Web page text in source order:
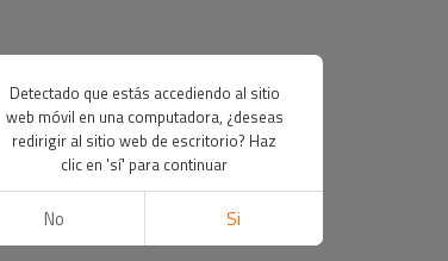
Detectado que estás accediendo al sitio
web móvil en una computadora, ¿deseas
redirigir al sitio web de escritorio? Haz
clic en 'sí' para continuar
No Si